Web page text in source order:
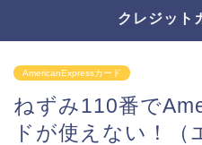
クレジット
AmericanExpressカード
ねずみ110番で
ドが使えない！（